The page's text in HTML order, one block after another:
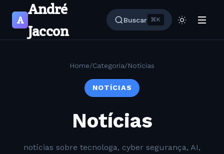
A
André
Jaccon
Buscar ⌘K
Home/Categoria/Notícias
NOTÍCIAS
Notícias
notícias sobre tecnologa, cyber segurança, AI,